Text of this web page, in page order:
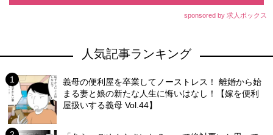
sponsored by 求人ボックス
人気記事ランキング
義母の便利屋を卒業してノーストレス！ 離婚から始
まる妻と娘の新たな人生に悔いはなし！【嫁を便利
屋扱いする義母 Vol.44】